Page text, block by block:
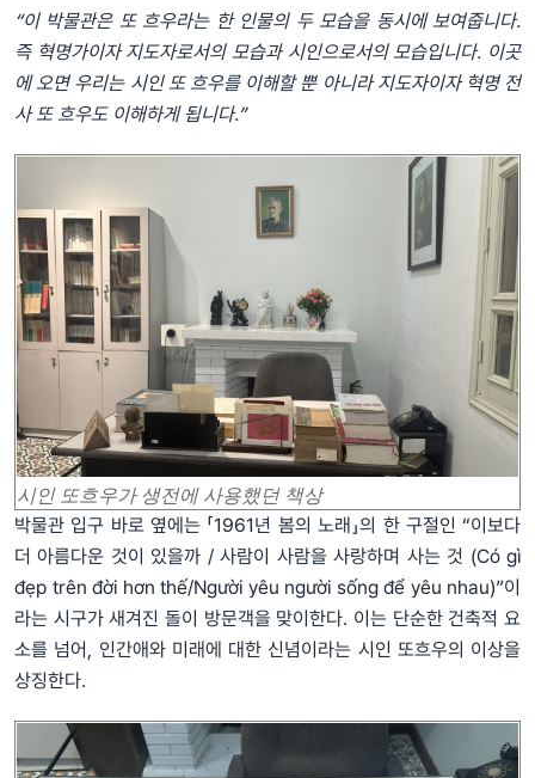
“이 박물관은 또 흐우라는 한 인물의 두 모습을 동시에 보여줍니다.
즉 혁명가이자 지도자로서의 모습과 시인으로서의 모습입니다. 이곳
에 오면 우리는 시인 또 흐우를 이해할 뿐 아니라 지도자이자 혁명 전
사 또 흐우도 이해하게 됩니다.”
시인 또흐우가 생전에 사용했던 책상
박물관 입구 바로 옆에는 「1961년 봄의 노래」의 한 구절인 “이보다
더 아름다운 것이 있을까 / 사람이 사람을 사랑하며 사는 것 (Có gì
đẹp trên đời hơn thế/Người yêu người sống để yêu nhau)”이
라는 시구가 새겨진 돌이 방문객을 맞이한다. 이는 단순한 건축적 요
소를 넘어, 인간애와 미래에 대한 신념이라는 시인 또흐우의 이상을
상징한다.